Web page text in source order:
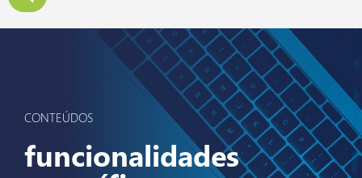
CONTEÚDOS
funcionalidades